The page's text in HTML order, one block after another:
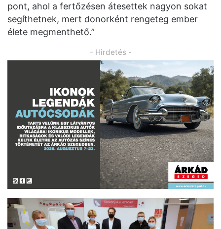
pont, ahol a fertőzésen átesettek nagyon sokat
segíthetnek, mert donorként rengeteg ember
élete megmenthető.”
- Hirdetés -